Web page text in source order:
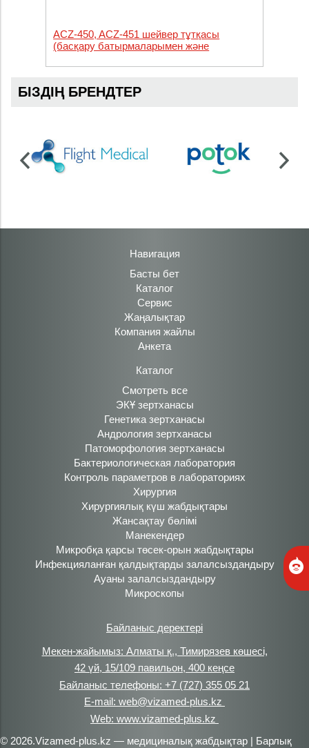
ACZ-450, ACZ-451 шейвер тұтқасы
(басқару батырмаларымен және
бұрыштық бастиектер
БІЗДІҢ БРЕНДТЕР
Навигация
Басты бет
Каталог
Сервис
Жаңалықтар
Компания жайлы
Анкета
Каталог
Смотреть все
ЭКҰ зертханасы
Генетика зертханасы
Андрология зертханасы
Патоморфология зертханасы
Бактериологическая лаборатория
Контроль параметров в лабораториях
Хирургия
Хирургиялық күш жабдықтары
Жансақтау бөлімі
Манекендер
Микробқа қарсы төсек-орын жабдықтары
Инфекцияланған қалдықтарды залалсыздандыру
Ауаны залалсыздандыру
Микроскопы
Байланыс деректері
Мекен-жайымыз: Алматы қ., Тимирязев көшесі,
42 үй, 15/109 павильон, 400 кеңсе
Байланыс телефоны: +7 (727) 355 05 21
E-mail: web@vizamed-plus.kz
Web: www.vizamed-plus.kz
© 2026.Vizamed-plus.kz — медициналық жабдықтар | Барлық